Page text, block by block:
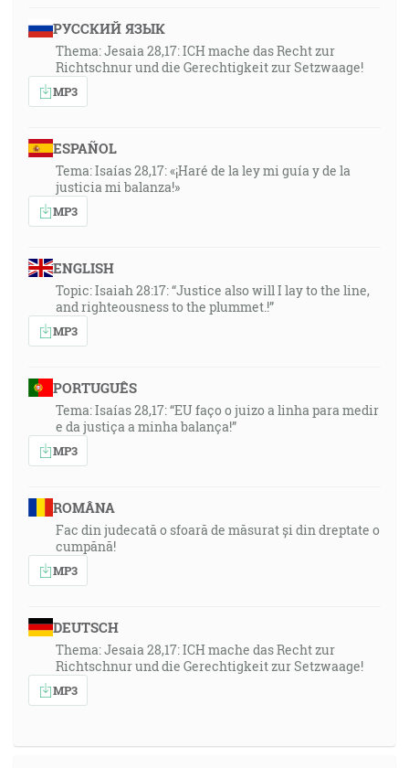
РУССКИЙ ЯЗЫК
Thema: Jesaia 28,17: ICH mache das Recht zur
Richtschnur und die Gerechtigkeit zur Setzwaage!
MP3
ESPAÑOL
Tema: Isaías 28,17: «¡Haré de la ley mi guía y de la
justicia mi balanza!»
MP3
ENGLISH
Topic: Isaiah 28:17: “Justice also will I lay to the line,
and righteousness to the plummet.!”
MP3
PORTUGUÊS
Tema: Isaías 28,17: “EU faço o juizo a linha para medir
e da justiça a minha balança!”
MP3
ROMÂNA
Fac din judecată o sfoară de măsurat și din dreptate o
cumpănă!
MP3
DEUTSCH
Thema: Jesaia 28,17: ICH mache das Recht zur
Richtschnur und die Gerechtigkeit zur Setzwaage!
MP3